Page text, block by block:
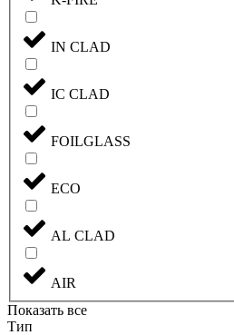
IN CLAD
IC CLAD
FOILGLASS
ECO
AL CLAD
AIR
Показать все
Тип